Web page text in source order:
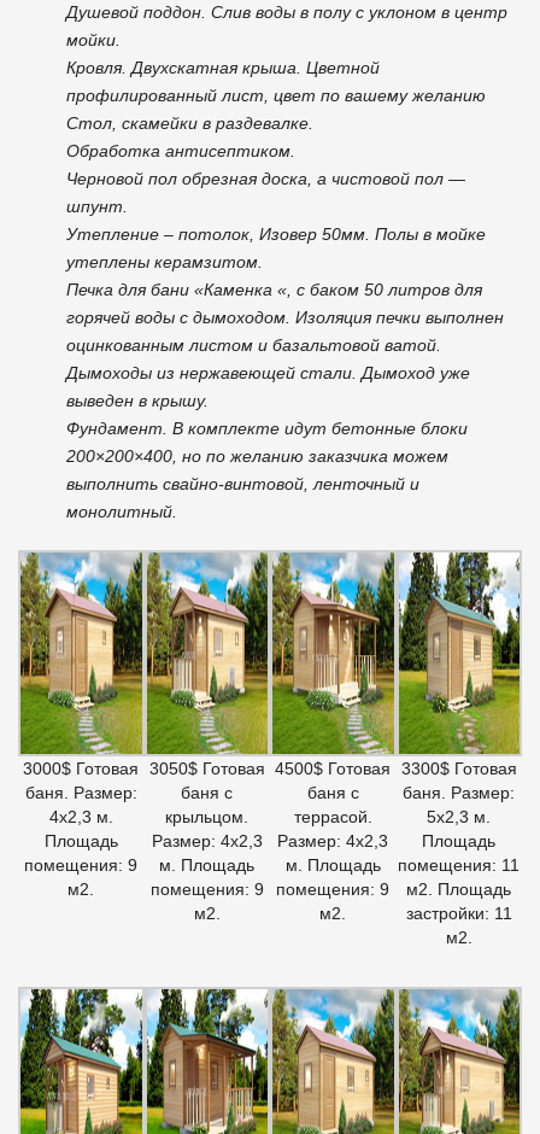
Душевой поддон. Слив воды в полу с уклоном в центр
мойки.
Кровля. Двухскатная крыша. Цветной
профилированный лист, цвет по вашему желанию
Стол, скамейки в раздевалке.
Обработка антисептиком.
Черновой пол обрезная доска, а чистовой пол —
шпунт.
Утепление – потолок, Изовер 50мм. Полы в мойке
утеплены керамзитом.
Печка для бани «Каменка «, с баком 50 литров для
горячей воды с дымоходом. Изоляция печки выполнен
оцинкованным листом и базальтовой ватой.
Дымоходы из нержавеющей стали. Дымоход уже
выведен в крышу.
Фундамент. В комплекте идут бетонные блоки
200×200×400, но по желанию заказчика можем
выполнить свайно-винтовой, ленточный и
монолитный.
3000$ Готовая
баня. Размер:
4х2,3 м.
Площадь
помещения: 9
м2.
3050$ Готовая
баня с
крыльцом.
Размер: 4х2,3
м. Площадь
помещения: 9
м2.
4500$ Готовая
баня с
террасой.
Размер: 4х2,3
м. Площадь
помещения: 9
м2.
3300$ Готовая
баня. Размер:
5х2,3 м.
Площадь
помещения: 11
м2. Площадь
застройки: 11
м2.